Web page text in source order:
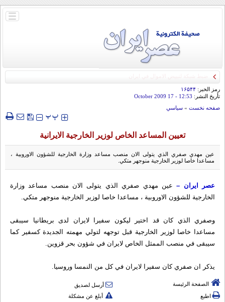
باز
رمز الخبر: ۱۶۵۴۴
تأريخ النشر: 12:53
- 17 October 2009
صفحه نخست » سياسي
‍‍‍ پپ
تعيين المساعد الخاص لوزير الخارجية الايرانية
عين مهدي صفري الذي يتولى الان منصب مساعد وزارة الخارجية للشؤون الاوروبية ،
مساعدا خاصا لوزير الخارجية منوجهر متكي.
عصر ايران –عين مهدي صفري الذي يتولى الان منصب مساعد وزارة
الخارجية للشؤون الاوروبية ، مساعدا خاصا لوزير الخارجية منوجهر متكي.
وصفري الذي كان قد اختير ليكون سفيرا لايران لدى بريطانيا سيبقى
مساعدا خاصا لوزير الخارجية قبل توجهه لتولي مهمته الجديدة كسفير كما
سيبقى في منصب الممثل الخاص لايران في شؤون بحر قزوين.
يذكر ان صفري كان سفيرا لايران في كل من النمسا وروسيا.
الصفحة الرئيسة
أرسل لصديق
اطبع
أبلغ عن مشكلة